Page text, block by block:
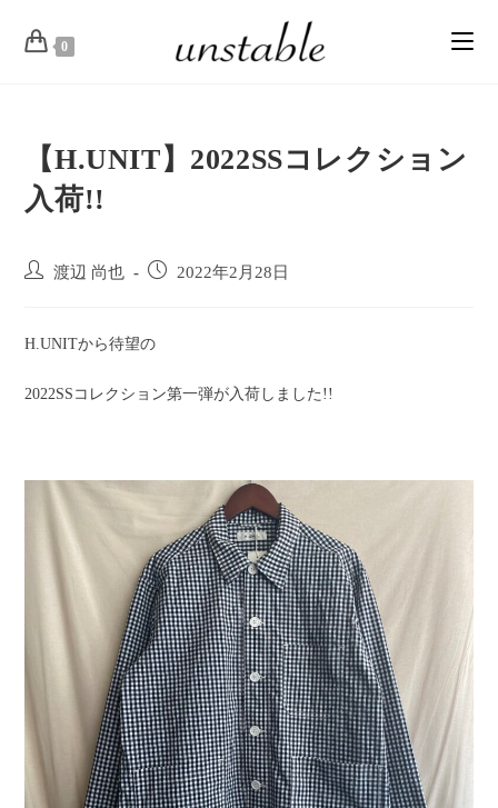
0
【H.UNIT】2022SSコレクション
入荷!!
渡辺 尚也 2022年2月28日
H.UNITから待望の
2022SSコレクション第一弾が入荷しました!!